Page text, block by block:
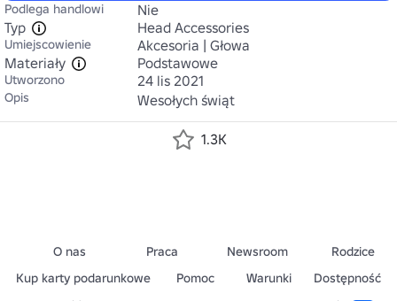
Podlega handlowi
Nie
Typ
Head Accessories
Umiejscowienie
Akcesoria | Głowa
Materiały
Podstawowe
Utworzono 24 lis 2021
Opis Wesołych świąt
1.3K
O nas Praca Newsroom
Rodzice
Kup karty podarunkowe
Pomoc Warunki
Dostępność